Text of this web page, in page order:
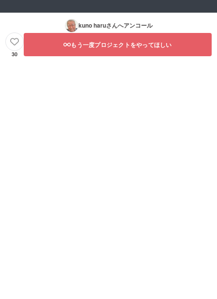
kuno haruさんへアンコール
30
もう一度プロジェクトをやってほしい